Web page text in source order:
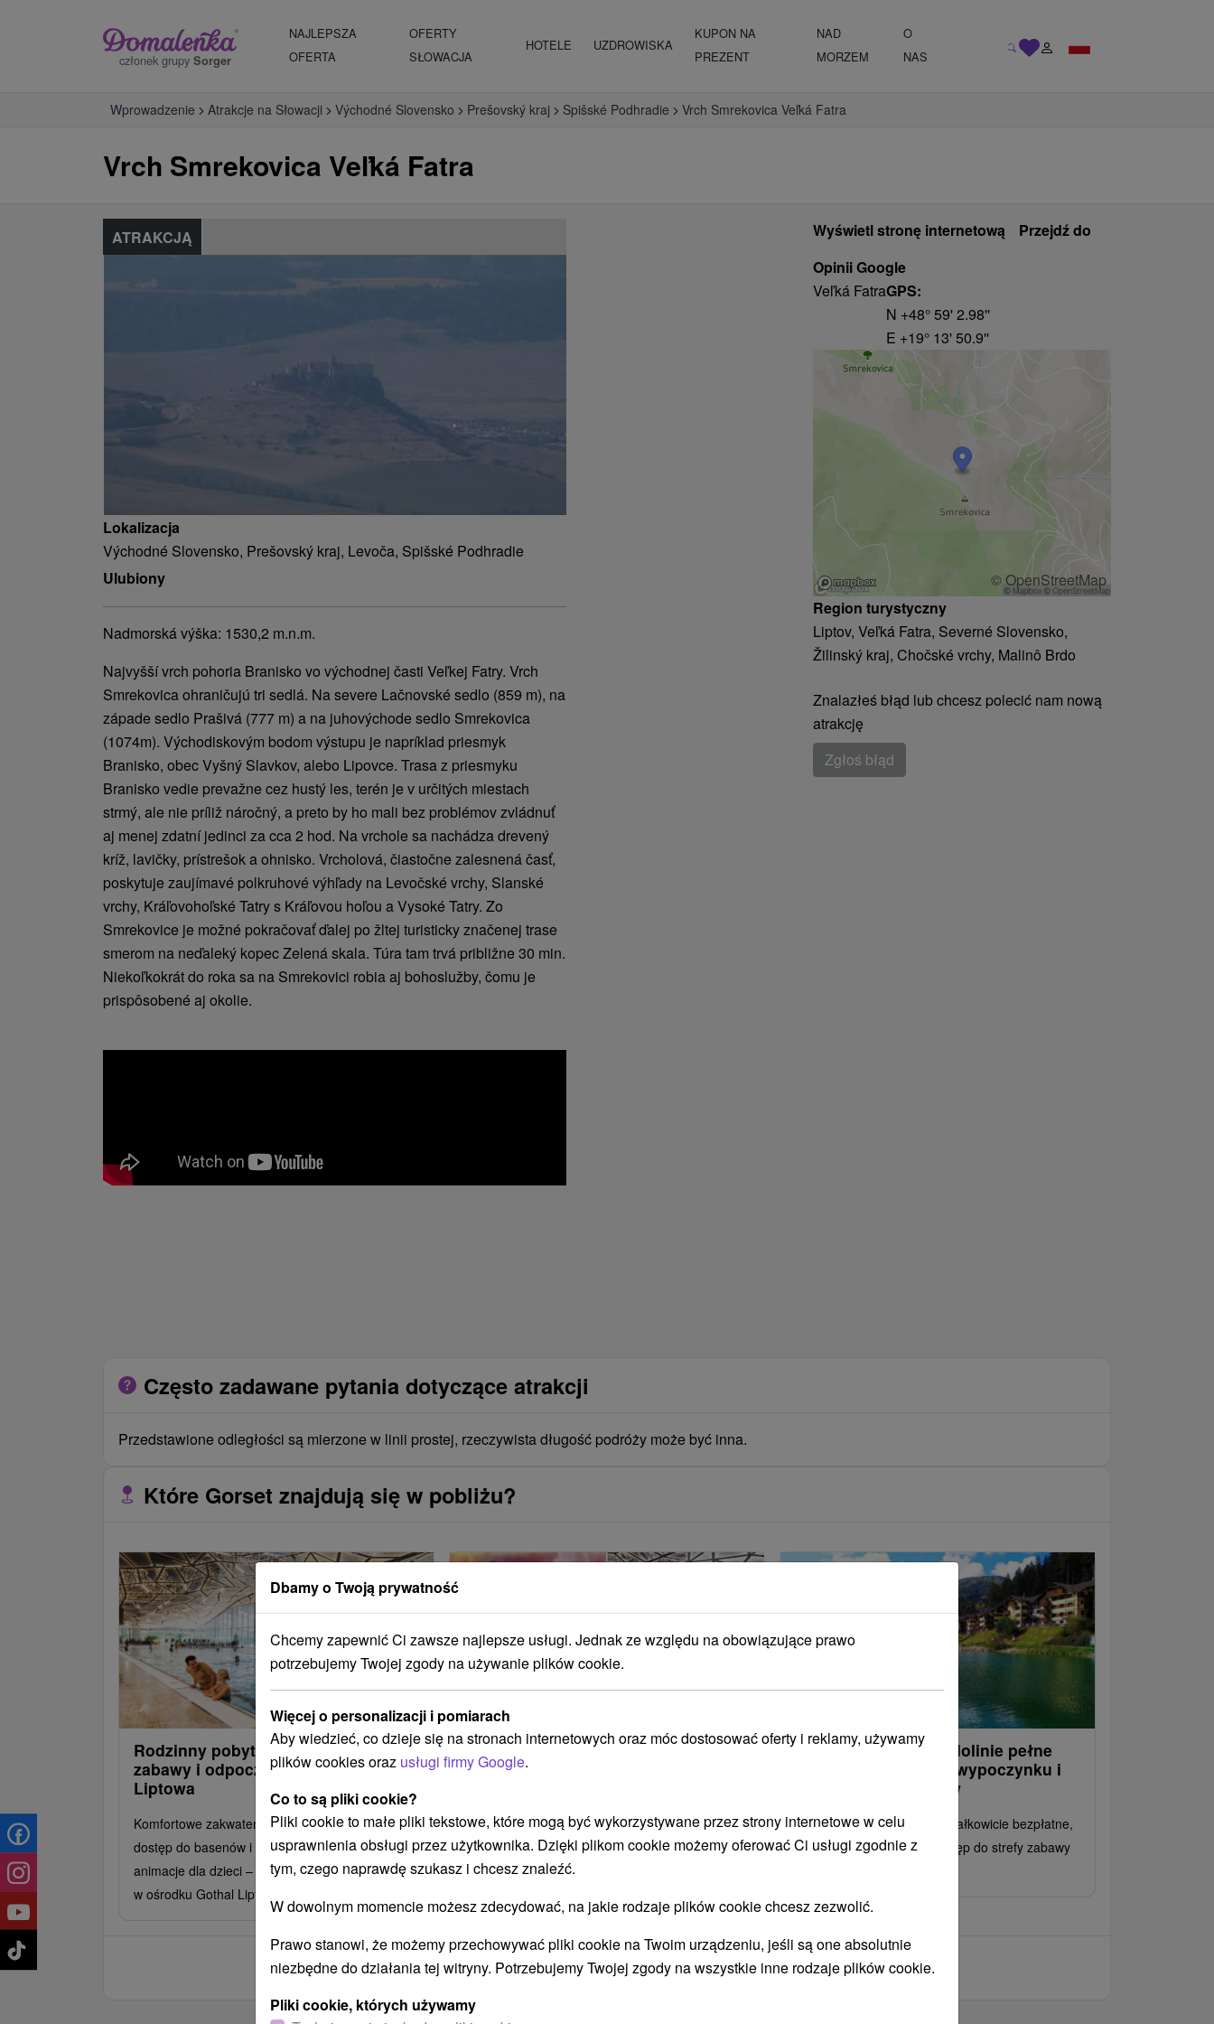
członek grupy Sorger
NAJLEPSZA
OFERTA
OFERTY
SŁOWACJA
HOTELE UZDROWISKA
KUPON NA
PREZENT
NAD
MORZEM
O
NAS
Wprowadzenie Atrakcje na Słowacji Východné Slovensko Prešovský kraj Spišské Podhradie Vrch Smrekovica Veľká Fatra
Vrch Smrekovica Veľká Fatra
Wyświetl stronę internetową
Przejdź do
Opinii Google
Veľká FatraGPS:
N +48° 59' 2.98''
E +19° 13' 50.9''
© OpenStreetMap
Region turystyczny
Liptov, Veľká Fatra, Severné Slovensko,
Žilinský kraj, Chočské vrchy, Malinô Brdo
Znalazłeś błąd lub chcesz polecić nam nową
atrakcję
Zgłoś błąd
ATRAKCJĄ
Lokalizacja
Východné Slovensko, Prešovský kraj, Levoča, Spišské Podhradie
Ulubiony
Nadmorská výška: 1530,2 m.n.m.
Najvyšší vrch pohoria Branisko vo východnej časti Veľkej Fatry. Vrch
Smrekovica ohraničujú tri sedlá. Na severe Lačnovské sedlo (859 m), na
západe sedlo Prašivá (777 m) a na juhovýchode sedlo Smrekovica
(1074m). Východiskovým bodom výstupu je napríklad priesmyk
Branisko, obec Vyšný Slavkov, alebo Lipovce. Trasa z priesmyku
Branisko vedie prevažne cez hustý les, terén je v určitých miestach
strmý, ale nie príliž náročný, a preto by ho mali bez problémov zvládnuť
aj menej zdatní jedinci za cca 2 hod. Na vrchole sa nachádza drevený
kríž, lavičky, prístrešok a ohnisko. Vrcholová, čiastočne zalesnená časť,
poskytuje zaujímavé polkruhové výhľady na Levočské vrchy, Slanské
vrchy, Kráľovohoľské Tatry s Kráľovou hoľou a Vysoké Tatry. Zo
Smrekovice je možné pokračovať ďalej po žltej turisticky značenej trase
smerom na neďaleký kopec Zelená skala. Túra tam trvá približne 30 min.
Niekoľkokrát do roka sa na Smrekovici robia aj bohoslužby, čomu je
prispôsobené aj okolie.
Często zadawane pytania dotyczące atrakcji
Przedstawione odległości są mierzone w linii prostej, rzeczywista długość podróży może być inna.
Które Gorset znajdują się w pobliżu?
Rodzinny pobyt pełen relaksu,
zabawy i odpoczynku w sercu
Liptowa
Komfortowe zakwaterowanie, wyżywienie HB,
dostęp do basenów i strefy wellness, masaże i
animacje dla dzieci – wszystko w jednym miejscu
w ośrodku Gothal Liptovská Osada.
Relaks na Liptowie dla rodziców.
Specjalny pakiet promocyjny dla
Podaruj sobie chwilę samotności! Pobyt z dwoma
posiłkami, zabiegami wellness i dostępem do
basenów w sercu Liptowa.
Lato w Hrabowskiej dolinie pełne
przygód, aktywnego wypoczynku i
rodzinnych spacerów
Jedno dziecko do lat 3 jest całkowicie bezpłatne,
a wszystkie dzieci mają dostęp do strefy zabawy
Załaduj więcej
Dbamy o Twoją prywatność
Chcemy zapewnić Ci zawsze najlepsze usługi. Jednak ze względu na obowiązujące prawo
potrzebujemy Twojej zgody na używanie plików cookie.
Więcej o personalizacji i pomiarach
Aby wiedzieć, co dzieje się na stronach internetowych oraz móc dostosować oferty i reklamy, używamy
plików cookies oraz usługi firmy Google.
Co to są pliki cookie?
Pliki cookie to małe pliki tekstowe, które mogą być wykorzystywane przez strony internetowe w celu
usprawnienia obsługi przez użytkownika. Dzięki plikom cookie możemy oferować Ci usługi zgodnie z
tym, czego naprawdę szukasz i chcesz znaleźć.
W dowolnym momencie możesz zdecydować, na jakie rodzaje plików cookie chcesz zezwolić.
Prawo stanowi, że możemy przechowywać pliki cookie na Twoim urządzeniu, jeśli są one absolutnie
niezbędne do działania tej witryny. Potrzebujemy Twojej zgody na wszystkie inne rodzaje plików cookie.
Pliki cookie, których używamy